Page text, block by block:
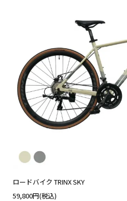
ロードバイク TRINX SKY
59,800円(税込)